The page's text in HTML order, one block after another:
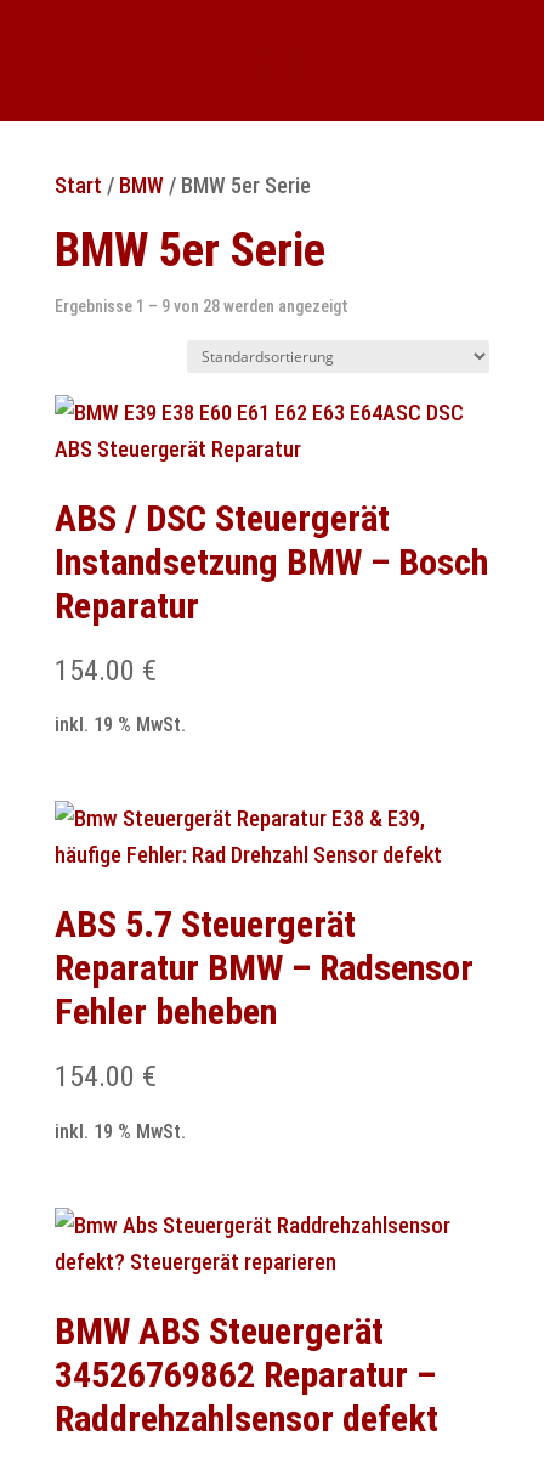
Start / BMW / BMW 5er Serie
BMW 5er Serie
Ergebnisse 1 – 9 von 28 werden angezeigt
ABS / DSC Steuergerät
Instandsetzung BMW – Bosch
Reparatur
154.00 €
inkl. 19 % MwSt.
ABS 5.7 Steuergerät
Reparatur BMW – Radsensor
Fehler beheben
154.00 €
inkl. 19 % MwSt.
BMW ABS Steuergerät
34526769862 Reparatur –
Raddrehzahlsensor defekt